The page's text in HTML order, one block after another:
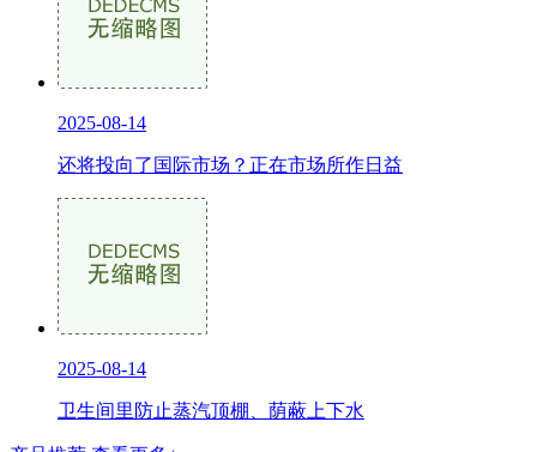
2025-08-14
还将投向了国际市场？正在市场所作日益
2025-08-14
卫生间里防止蒸汽顶棚、荫蔽上下水